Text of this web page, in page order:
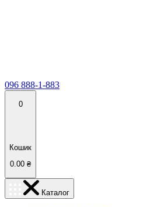
096 888-1-883
0
Кошик
0.00 ₴
Каталог